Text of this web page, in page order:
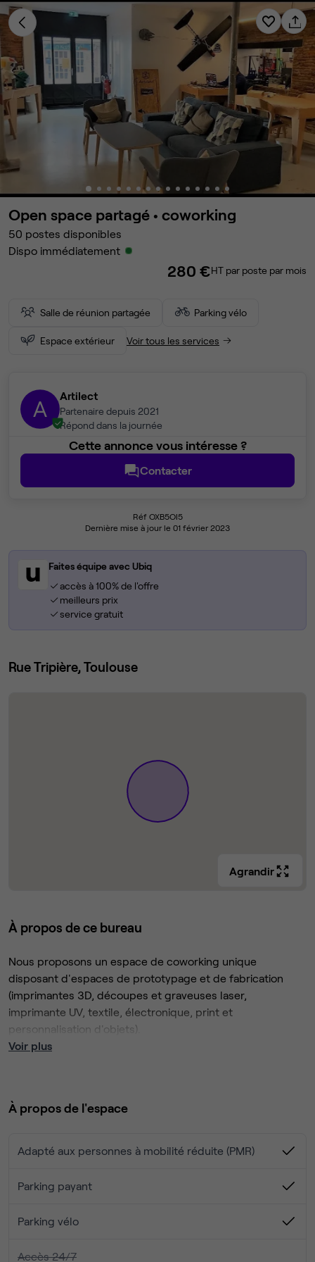
Open space partagé • coworking
50 postes disponibles
Dispo immédiatement
280 €HT par poste par mois
Salle de réunion partagée Parking vélo
Espace extérieur Voir tous les services
A Artilect
Partenaire depuis 2021
Répond dans la journée
Cette annonce vous intéresse ?
Contacter
Réf OXB5OI5
Dernière mise à jour le 01 février 2023
Faites équipe avec Ubiq
accès à 100% de l'offre
meilleurs prix
service gratuit
Rue Tripière, Toulouse
Agrandir
À propos de ce bureau
Nous proposons un espace de coworking unique
disposant d'espaces de prototypage et de fabrication
(imprimantes 3D, découpes et graveuses laser,
imprimante UV, textile, électronique, print et
personnalisation d'objets).
Un écosystème idéal pour développer des projets,
Un espace chaleureux de convivialité, de détente et de
décloisonner les pratiques et de favoriser les rencontres.
professionnels comme des particuliers. Situé en plein
métros Esquirol et Capitole, vous pourrez également vous
y rendre en voiture (parking Esquirol), en bus ou à vélo
Voir plus
À propos de l'espace
Adapté aux personnes à mobilité réduite (PMR)
Parking payant
Parking vélo
Accès 24/7